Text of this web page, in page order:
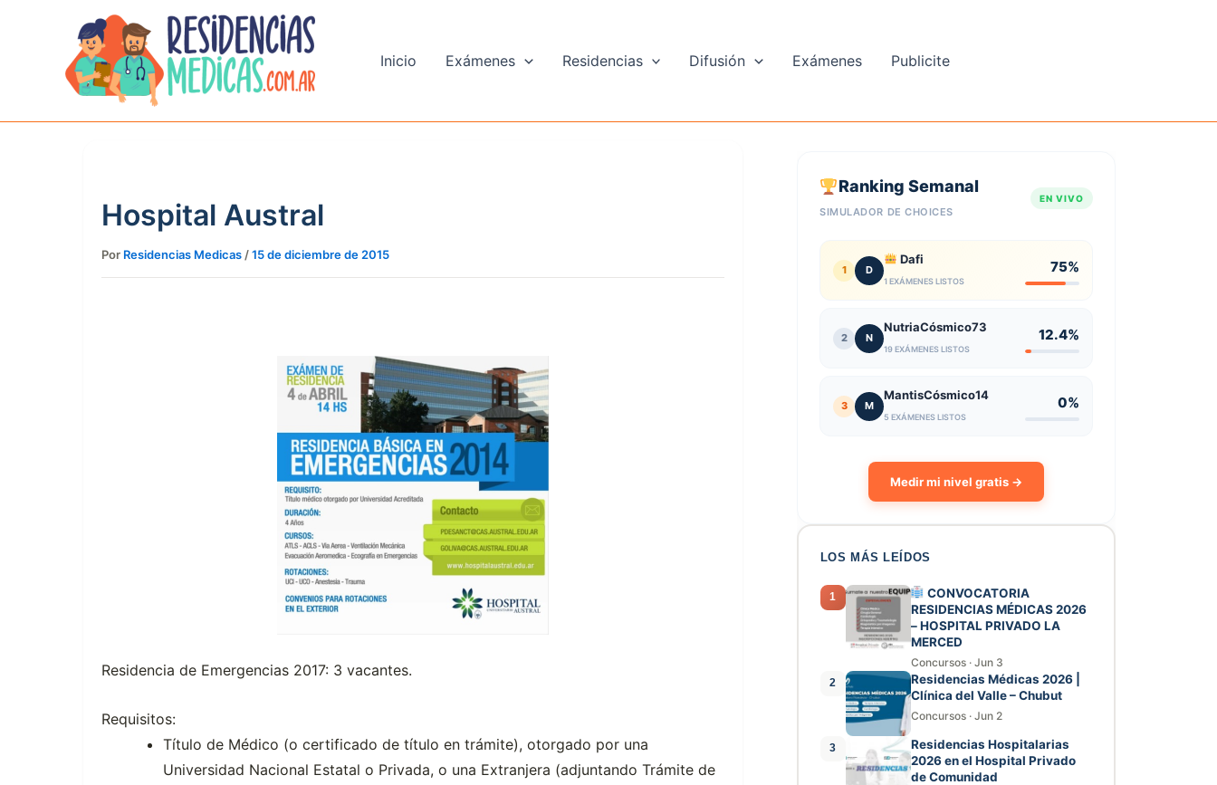
Inicio Exámenes Residencias Difusión Exámenes Publicite
Hospital Austral
Por Residencias Medicas /15 de diciembre de 2015
Residencia de Emergencias 2017: 3 vacantes.
Requisitos:
Título de Médico (o certificado de título en trámite), otorgado por una
Universidad Nacional Estatal o Privada, o una Extranjera (adjuntando Trámite de
Ranking Semanal
SIMULADOR DE CHOICES
EN VIVO
1 D
Dafi
1 EXÁMENES LISTOS
75%
2 N
NutriaCósmico73
19 EXÁMENES LISTOS
12.4%
3 M
MantisCósmico14
5 EXÁMENES LISTOS
0%
Medir mi nivel gratis →
LOS MÁS LEÍDOS
1
CONVOCATORIA
RESIDENCIAS MÉDICAS 2026
– HOSPITAL PRIVADO LA
MERCED
Concursos · Jun 3
2
Residencias Médicas 2026 |
Clínica del Valle – Chubut
Concursos · Jun 2
3
Residencias Hospitalarias
2026 en el Hospital Privado
de Comunidad